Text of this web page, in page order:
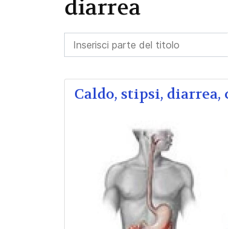
diarrea
Inserisci parte del titolo
Caldo, stipsi,